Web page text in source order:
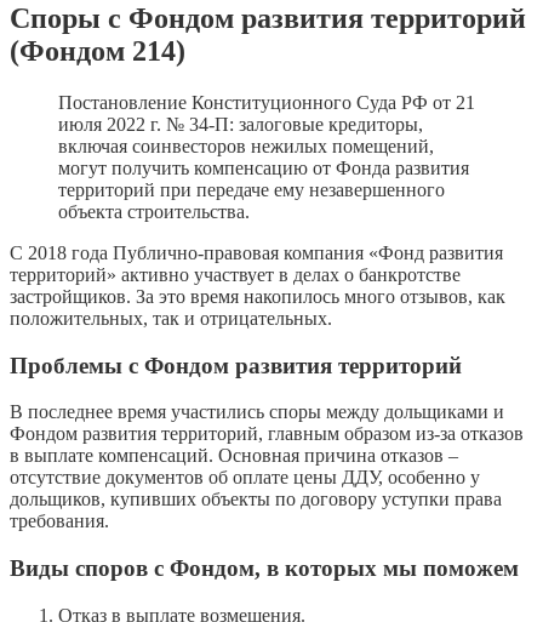
Споры с Фондом развития территорий
(Фондом 214)
Постановление Конституционного Суда РФ от 21
июля 2022 г. № 34-П: залоговые кредиторы,
включая соинвесторов нежилых помещений,
могут получить компенсацию от Фонда развития
территорий при передаче ему незавершенного
объекта строительства.
С 2018 года Публично-правовая компания «Фонд развития
территорий» активно участвует в делах о банкротстве
застройщиков. За это время накопилось много отзывов, как
положительных, так и отрицательных.
Проблемы с Фондом развития территорий
В последнее время участились споры между дольщиками и
Фондом развития территорий, главным образом из-за отказов
в выплате компенсаций. Основная причина отказов –
отсутствие документов об оплате цены ДДУ, особенно у
дольщиков, купивших объекты по договору уступки права
требования.
Виды споров с Фондом, в которых мы поможем
Отказ в выплате возмещения.